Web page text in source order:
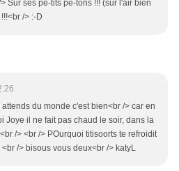
Sur ses pe-tits pe-tons !!! (sur l'air bien
/> :-D
du monde c'est bien<br /> car en
Joye il ne fait pas chaud le soir, dans la
/> <br /> POurquoi titisoorts te refroidit
/> bisous vous deux<br /> katyL